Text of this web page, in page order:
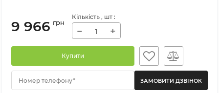
9 966 грн
Кількість , шт :
− +
Купити
Номер телефону*